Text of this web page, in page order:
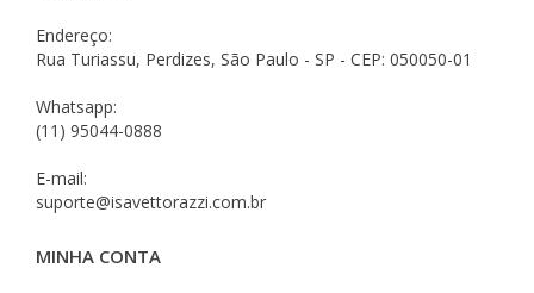
Endereço:
Rua Turiassu, Perdizes, São Paulo - SP - CEP: 050050-01
Whatsapp:
(11) 95044-0888
E-mail:
suporte@isavettorazzi.com.br
MINHA CONTA